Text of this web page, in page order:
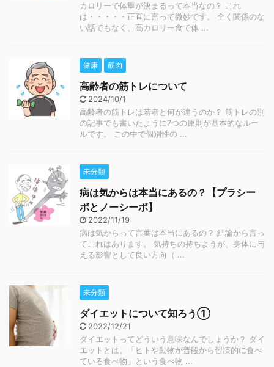
カロリーで体重が決まるって本当なの？ これ
は・・・・・正直に言って微妙です。 全く関係のな
い話でもなく、高カロリー食で体 ...
健康 筋肉
高齢者の筋トレについて
2024/10/1
高齢者の筋トレは若者と何が違うのか？ 筋トレの別
の記事でも書いたように7つの原則が基本的なルー
ルです。 この中で個別性の ...
未分類
病は気からは本当にあるの？【プラシー
ボとノーシーボ】
2022/11/19
病は気からって言葉は本当にあるの？ 結論から言っ
てこれはあります。 気持ちの持ちようが、身体に与
える影響として良い方向（ ...
未分類
ダイエットについて知ろう①
2022/12/21
ダイエットってどういう意味なんでしょうか？ ダイ
エットとは、「ヒトや動物が普段から習慣的に食べ
ている食べ物」という食べ物 ...